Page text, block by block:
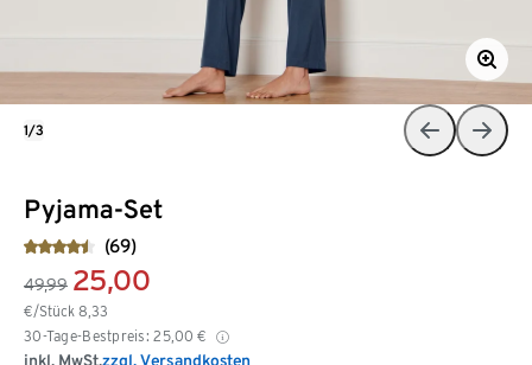
Pyjama-Set
(69)
49,99 25,00
€/Stück 8,33
30-Tage-Bestpreis: 25,00 €
inkl. MwSt.zzgl. Versandkosten
1/3